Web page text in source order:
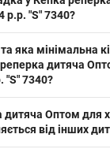
козирком; така
прилавку.
р.р. "S" 7340?
віку; посадка
закриває
яка мінімальна
дитяча
"S" 7340?
формат
Оптом для
від інших